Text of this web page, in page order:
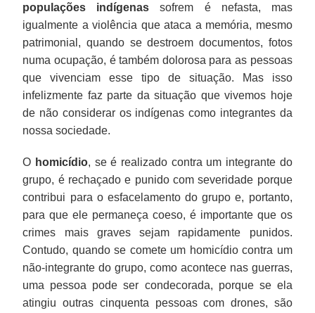
populações indígenas sofrem é nefasta, mas
igualmente a violência que ataca a memória, mesmo
patrimonial, quando se destroem documentos, fotos
numa ocupação, é também dolorosa para as pessoas
que vivenciam esse tipo de situação. Mas isso
infelizmente faz parte da situação que vivemos hoje
de não considerar os indígenas como integrantes da
nossa sociedade.
O homicídio, se é realizado contra um integrante do
grupo, é rechaçado e punido com severidade porque
contribui para o esfacelamento do grupo e, portanto,
para que ele permaneça coeso, é importante que os
crimes mais graves sejam rapidamente punidos.
Contudo, quando se comete um homicídio contra um
não-integrante do grupo, como acontece nas guerras,
uma pessoa pode ser condecorada, porque se ela
atingiu outras cinquenta pessoas com drones, são